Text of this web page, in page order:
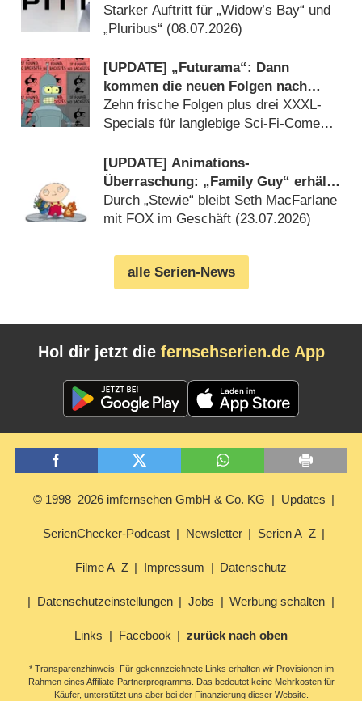
auf Abstand halten
Starker Auftritt für „Widow’s Bay“ und
„Pluribus“ (08.07.2026)
[UPDATE] „Futurama“: Dann
kommen die neuen Folgen nach
Deutschland
Zehn frische Folgen plus drei XXXL-
Specials für langlebige Sci-Fi-Comedy
[UPDATE] Animations-
Überraschung: „Family Guy“ erhält
nach 24 Staffeln neues Spin-off
Durch „Stewie“ bleibt Seth MacFarlane
mit FOX im Geschäft (23.07.2026)
alle Serien-News
Hol dir jetzt die fernsehserien.de App
© 1998–2026 imfernsehen GmbH & Co. KG Updates
SerienChecker-Podcast Newsletter Serien A–Z
Filme A–Z Impressum Datenschutz
Datenschutzeinstellungen Jobs Werbung schalten
Links Facebook zurück nach oben
* Transparenzhinweis: Für gekennzeichnete Links erhalten wir Provisionen im
Rahmen eines Affiliate-Partnerprogramms. Das bedeutet keine Mehrkosten für
Käufer, unterstützt uns aber bei der Finanzierung dieser Website.